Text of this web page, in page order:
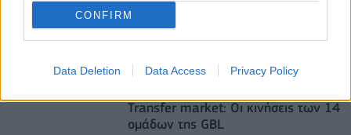
CONFIRM
Data Deletion Data Access Privacy Policy
Transfer market: Οι κινήσεις των 14
ομάδων της GBL